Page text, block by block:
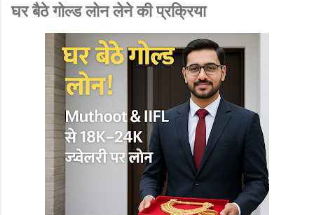
घर बैठे गोल्ड लोन लेने की प्रक्रिया